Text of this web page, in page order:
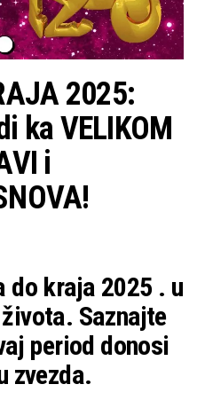
2025:
ka VELIKOM
i
do kraja 2025 . u
Saznajte
period donosi
zvezda.